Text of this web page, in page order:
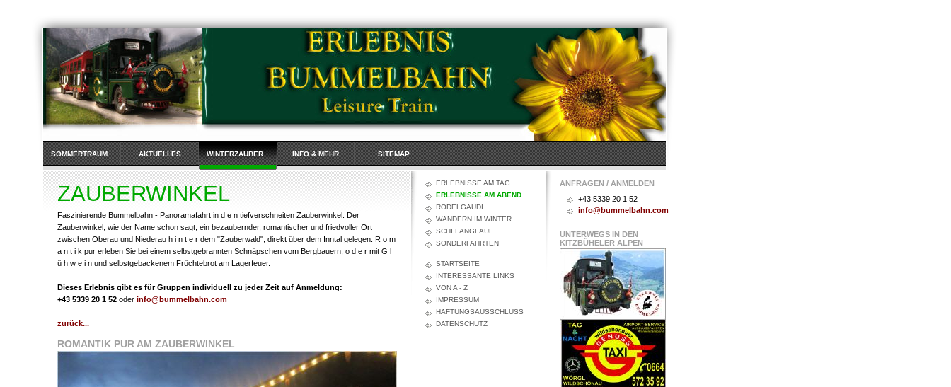
SOMMERTRAUM... AKTUELLES WINTERZAUBER... INFO & MEHR SITEMAP
ERLEBNISSE AM TAG
ERLEBNISSE AM ABEND
RODELGAUDI
WANDERN IM WINTER
SCHI LANGLAUF
SONDERFAHRTEN
STARTSEITE
INTERESSANTE LINKS
VON A - Z
IMPRESSUM
HAFTUNGSAUSSCHLUSS
DATENSCHUTZ
ZAUBERWINKEL
Faszinierende Bummelbahn - Panoramafahrt in d e n tiefverschneiten Zauberwinkel. Der
Zauberwinkel, wie der Name schon sagt, ein bezaubernder, romantischer und friedvoller Ort
zwischen Oberau und Niederau h i n t e r dem "Zauberwald", direkt über dem Inntal gelegen. R o m
a n t i k pur erleben Sie bei einem selbstgebrannten Schnäpschen vom Bergbauern, o d e r mit G l
ü h w e i n und selbstgebackenem Früchtebrot am Lagerfeuer.
Dieses Erlebnis gibt es für Gruppen individuell zu jeder Zeit auf Anmeldung:
+43 5339 20 1 52 oder info@bummelbahn.com
zurück...
ROMANTIK PUR AM ZAUBERWINKEL
ANFRAGEN / ANMELDEN
+43 5339 20 1 52
info@bummelbahn.com
UNTERWEGS IN DEN
KITZBÜHELER ALPEN